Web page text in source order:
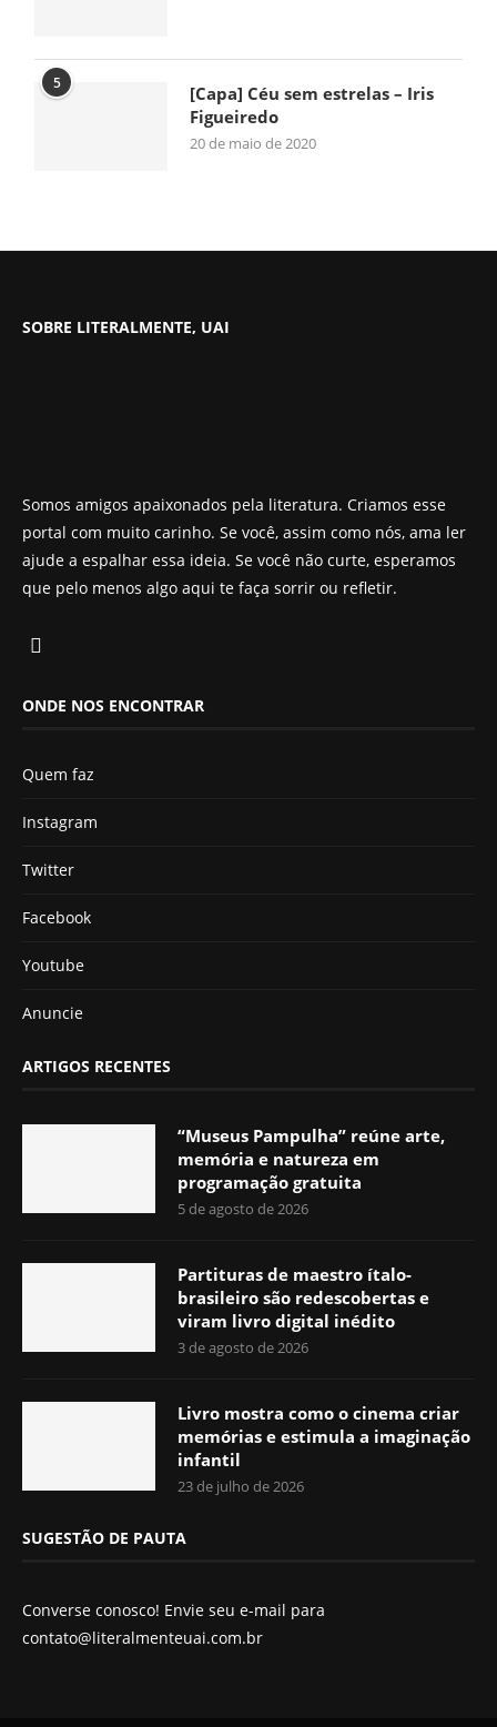
5
[Capa] Céu sem estrelas – Iris
Figueiredo
20 de maio de 2020
SOBRE LITERALMENTE, UAI
Somos amigos apaixonados pela literatura. Criamos esse
portal com muito carinho. Se você, assim como nós, ama ler
ajude a espalhar essa ideia. Se você não curte, esperamos
que pelo menos algo aqui te faça sorrir ou refletir.
ONDE NOS ENCONTRAR
Quem faz
Instagram
Twitter
Facebook
Youtube
Anuncie
ARTIGOS RECENTES
“Museus Pampulha” reúne arte,
memória e natureza em
programação gratuita
5 de agosto de 2026
Partituras de maestro ítalo-
brasileiro são redescobertas e
viram livro digital inédito
3 de agosto de 2026
Livro mostra como o cinema criar
memórias e estimula a imaginação
infantil
23 de julho de 2026
SUGESTÃO DE PAUTA
Converse conosco! Envie seu e-mail para
contato@literalmenteuai.com.br